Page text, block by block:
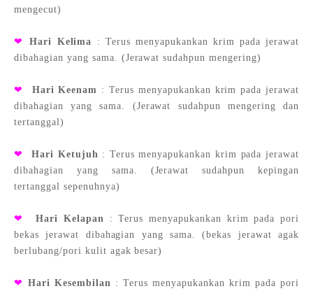
mengecut)
❤Hari Kelima : Terus menyapukankan krim pada jerawat
dibahagian yang sama. (Jerawat sudahpun mengering)
❤ Hari Keenam : Terus menyapukankan krim pada jerawat
dibahagian yang sama. (Jerawat sudahpun mengering dan
tertanggal)
❤Hari Ketujuh : Terus menyapukankan krim pada jerawat
dibahagian yang sama. (Jerawat sudahpun kepingan
tertanggal sepenuhnya)
❤Hari Kelapan : Terus menyapukankan krim pada pori
bekas jerawat dibahagian yang sama. (bekas jerawat agak
berlubang/pori kulit agak besar)
❤Hari Kesembilan : Terus menyapukankan krim pada pori